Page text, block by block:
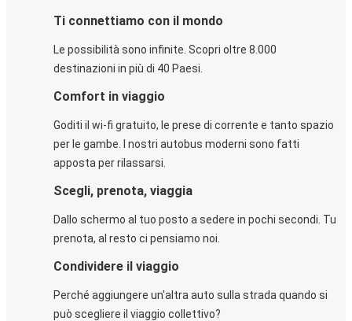
Ti connettiamo con il mondo
Le possibilità sono infinite. Scopri oltre 8.000
destinazioni in più di 40 Paesi.
Comfort in viaggio
Goditi il wi-fi gratuito, le prese di corrente e tanto spazio
per le gambe. I nostri autobus moderni sono fatti
apposta per rilassarsi.
Scegli, prenota, viaggia
Dallo schermo al tuo posto a sedere in pochi secondi. Tu
prenota, al resto ci pensiamo noi.
Condividere il viaggio
Perché aggiungere un'altra auto sulla strada quando si
può scegliere il viaggio collettivo?